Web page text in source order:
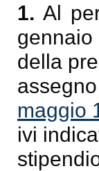
1. Al
della
maggio
ivi